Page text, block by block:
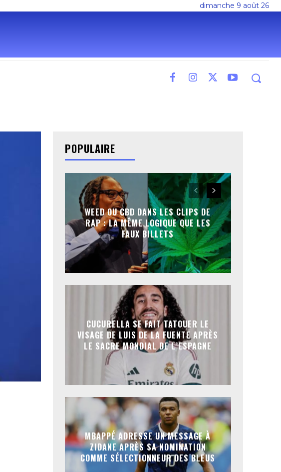
dimanche 9 août 26
POPULAIRE
WEED OU CBD DANS LES CLIPS DE
RAP : LA MÊME LOGIQUE QUE LES
FAUX BILLETS
CUCURELLA SE FAIT TATOUER LE
VISAGE DE LUIS DE LA FUENTE APRÈS
LE SACRE MONDIAL DE L’ESPAGNE
MBAPPÉ ADRESSE UN MESSAGE À
ZIDANE APRÈS SA NOMINATION
COMME SÉLECTIONNEUR DES BLEUS